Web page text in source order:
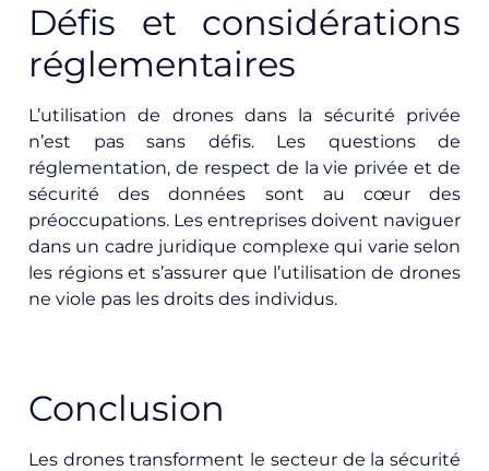
Défis et considérations
réglementaires
L’utilisation de drones dans la sécurité privée
n’est pas sans défis. Les questions de
réglementation, de respect de la vie privée et de
sécurité des données sont au cœur des
préoccupations. Les entreprises doivent naviguer
dans un cadre juridique complexe qui varie selon
les régions et s’assurer que l’utilisation de drones
ne viole pas les droits des individus.
Conclusion
Les drones transforment le secteur de la sécurité